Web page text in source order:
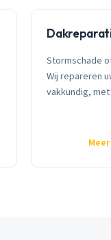
Stormschade
Wij repareren
vakkundig,